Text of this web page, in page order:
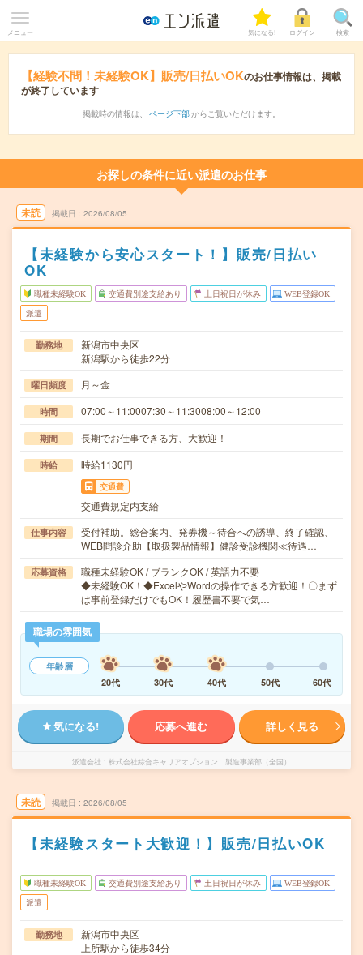
メニュー 気になる! ログイン 検索
【経験不問！未経験OK】販売/日払いOKのお仕事情報は、掲載
が終了しています
掲載時の情報は、 ページ下部 からご覧いただけます。
お探しの条件に近い派遣のお仕事
未読 掲載日 2026/08/05
【未経験から安心スタート！】販売/日払い
OK
職種未経験OK 交通費別途支給あり 土日祝日が休み WEB登録OK
派遣
勤務地
新潟市中央区
新潟駅から徒歩22分
曜日頻度 月～金
時間 07:00～11:0007:30～11:3008:00～12:00
期間 長期でお仕事できる方、大歓迎！
時給 時給1130円
交通費
交通費規定内支給
仕事内容
受付補助。総合案内、発券機～待合への誘導、終了確認、
WEB問診介助【取扱製品情報】健診受診機関≪待遇…
応募資格
職種未経験OK / ブランクOK / 英語力不要
◆未経験OK！◆ExcelやWordの操作できる方歓迎！〇まず
は事前登録だけでもOK！履歴書不要で気…
職場の雰囲気
年齢層
20代
30代 40代 50代 60代
気になる! 応募へ進む 詳しく見る
派遣会社 株式会社綜合キャリアオプション 製造事業部（全国）
未読 掲載日 2026/08/05
【未経験スタート大歓迎！】販売/日払いOK
職種未経験OK 交通費別途支給あり 土日祝日が休み WEB登録OK
派遣
勤務地
新潟市中央区
上所駅から徒歩34分